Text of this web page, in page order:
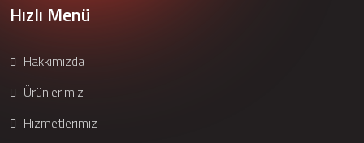
Hızlı Menü
Hakkımızda
Ürünlerimiz
Hizmetlerimiz